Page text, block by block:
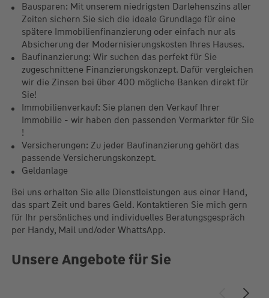
Bausparen: Mit unserem niedrigsten Darlehenszins aller
Zeiten sichern Sie sich die ideale Grundlage für eine
spätere Immobilienfinanzierung oder einfach nur als
Absicherung der Modernisierungskosten Ihres Hauses.
Baufinanzierung: Wir suchen das perfekt für Sie
zugeschnittene Finanzierungskonzept. Dafür vergleichen
wir die Zinsen bei über 400 mögliche Banken direkt für
Sie!
Immobilienverkauf: Sie planen den Verkauf Ihrer
Immobilie - wir haben den passenden Vermarkter für Sie
!
Versicherungen: Zu jeder Baufinanzierung gehört das
passende Versicherungskonzept.
Geldanlage
Bei uns erhalten Sie alle Dienstleistungen aus einer Hand,
das spart Zeit und bares Geld. Kontaktieren Sie mich gern
für Ihr persönliches und individuelles Beratungsgespräch
per Handy, Mail und/oder WhattsApp.
Unsere Angebote für Sie